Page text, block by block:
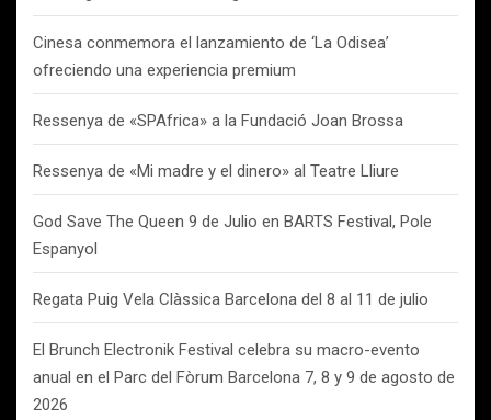
Cinesa conmemora el lanzamiento de ‘La Odisea’
ofreciendo una experiencia premium
Ressenya de «SPAfrica» a la Fundació Joan Brossa
Ressenya de «Mi madre y el dinero» al Teatre Lliure
God Save The Queen 9 de Julio en BARTS Festival, Pole
Espanyol
Regata Puig Vela Clàssica Barcelona del 8 al 11 de julio
El Brunch Electronik Festival celebra su macro-evento
anual en el Parc del Fòrum Barcelona 7, 8 y 9 de agosto de
2026